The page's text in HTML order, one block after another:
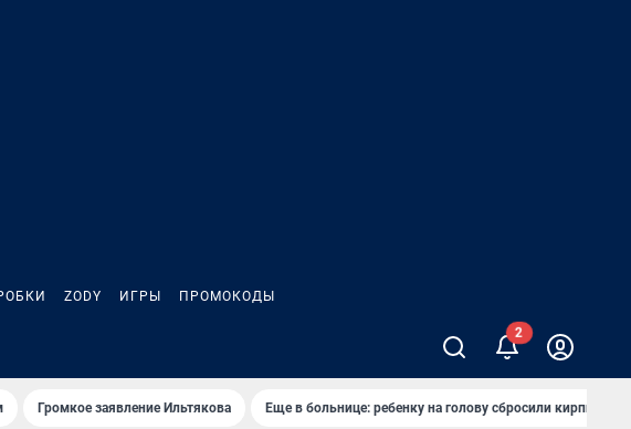
ZODY ИГРЫ ПРОМОКОДЫ
Громкое заявление Ильтякова Еще в больнице: ребенку на голову сбросили кирпич